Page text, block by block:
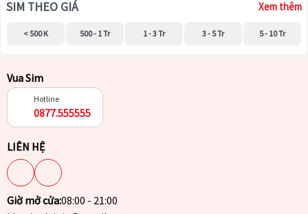
SIM THEO GIÁ Xem thêm
< 500 K 500 - 1 Tr 1 - 3 Tr 3 - 5 Tr 5 - 10 Tr
Vua Sim
Hotline
0877.555555
LIÊN HỆ
Giờ mở cửa:08:00 - 21:00